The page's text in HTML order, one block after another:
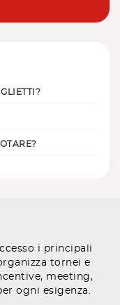
i principali
tornei e
meeting,
ogni esigenza.